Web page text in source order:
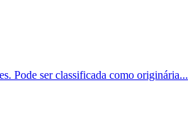
Pode ser classificada como originária...